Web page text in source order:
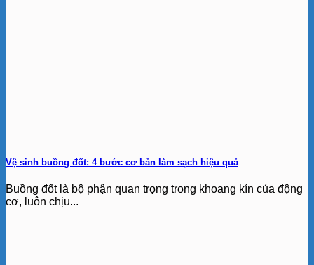
Vệ sinh buồng đốt: 4 bước cơ bản làm sạch hiệu quả
Buồng đốt là bộ phận quan trọng trong khoang kín của động
cơ, luôn chịu...